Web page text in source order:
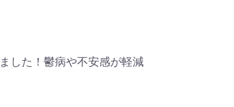
した！鬱病や不安感が軽減